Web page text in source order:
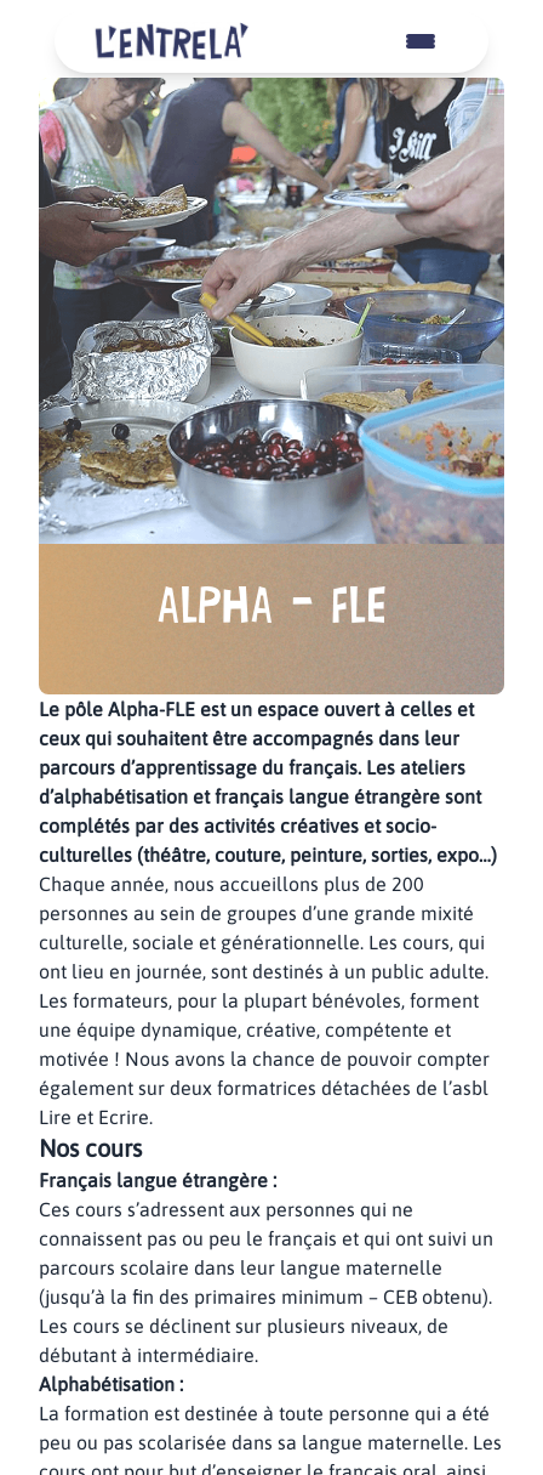
Alpha - Fle
Le pôle Alpha-FLE est un espace ouvert à celles et
ceux qui souhaitent être accompagnés dans leur
parcours d’apprentissage du français. Les ateliers
d’alphabétisation et français langue étrangère sont
complétés par des activités créatives et socio-
culturelles (théâtre, couture, peinture, sorties, expo…)
Chaque année, nous accueillons plus de 200
personnes au sein de groupes d’une grande mixité
culturelle, sociale et générationnelle. Les cours, qui
ont lieu en journée, sont destinés à un public adulte.
Les formateurs, pour la plupart bénévoles, forment
une équipe dynamique, créative, compétente et
motivée ! Nous avons la chance de pouvoir compter
également sur deux formatrices détachées de l’asbl
Lire et Ecrire.
Nos cours
Français langue étrangère :
Ces cours s’adressent aux personnes qui ne
connaissent pas ou peu le français et qui ont suivi un
parcours scolaire dans leur langue maternelle
(jusqu’à la fin des primaires minimum – CEB obtenu).
Les cours se déclinent sur plusieurs niveaux, de
débutant à intermédiaire.
Alphabétisation :
La formation est destinée à toute personne qui a été
peu ou pas scolarisée dans sa langue maternelle. Les